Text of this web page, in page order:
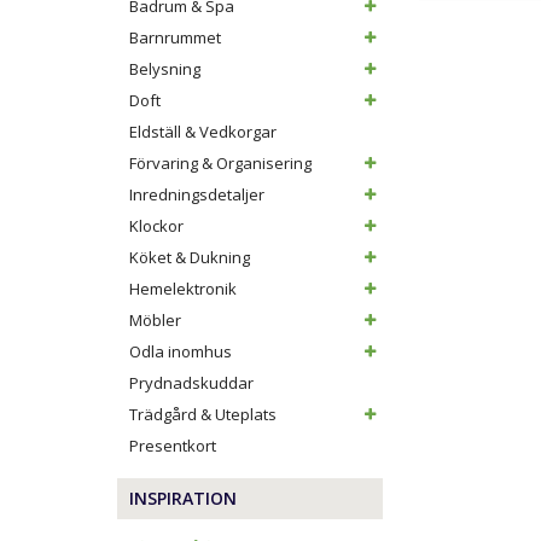
Badrum & Spa
Barnrummet
Belysning
Doft
Eldställ & Vedkorgar
Förvaring & Organisering
Inredningsdetaljer
Klockor
Köket & Dukning
Hemelektronik
Möbler
Odla inomhus
Prydnadskuddar
Trädgård & Uteplats
Presentkort
INSPIRATION